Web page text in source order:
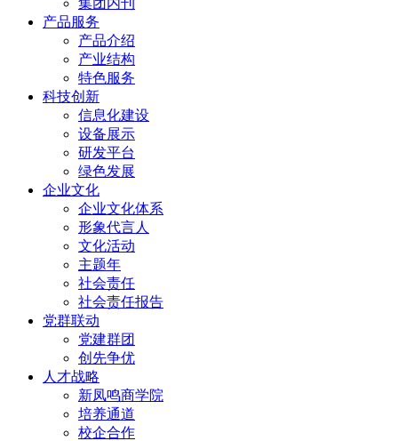
产品服务
产品介绍
产业结构
特色服务
科技创新
信息化建设
设备展示
研发平台
绿色发展
企业文化
企业文化体系
形象代言人
文化活动
主题年
社会责任
社会责任报告
党群联动
党建群团
创先争优
人才战略
新凤鸣商学院
培养通道
校企合作